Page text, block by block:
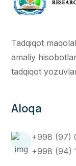
Tadqiqot
amaliy
tadqiqot
Aloqa
+998 (97)
+998 (94)